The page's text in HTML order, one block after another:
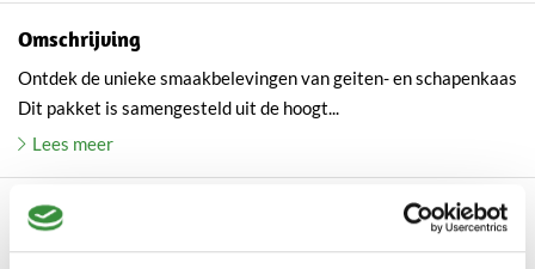
Omschrijving
Ontdek de unieke smaakbelevingen van geiten- en schapenkaas
Dit pakket is samengesteld uit de hoogt...
Lees meer
Productinformatie